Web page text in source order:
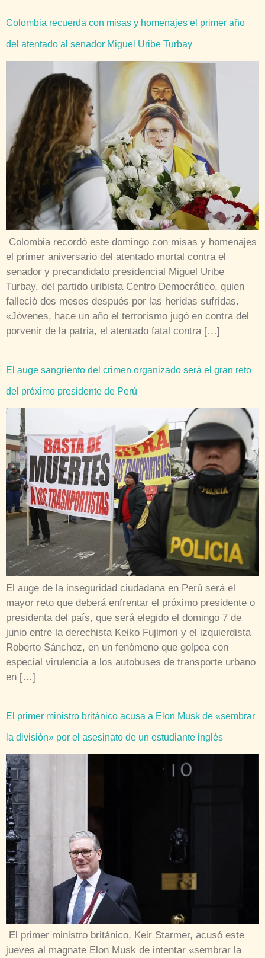
Colombia recuerda con misas y homenajes el primer año
del atentado al senador Miguel Uribe Turbay
Colombia recordó este domingo con misas y homenajes
el primer aniversario del atentado mortal contra el
senador y precandidato presidencial Miguel Uribe
Turbay, del partido uribista Centro Democrático, quien
falleció dos meses después por las heridas sufridas.
«Jóvenes, hace un año el terrorismo jugó en contra del
porvenir de la patria, el atentado fatal contra […]
El auge sangriento del crimen organizado será el gran reto
del próximo presidente de Perú
El auge de la inseguridad ciudadana en Perú será el
mayor reto que deberá enfrentar el próximo presidente o
presidenta del país, que será elegido el domingo 7 de
junio entre la derechista Keiko Fujimori y el izquierdista
Roberto Sánchez, en un fenómeno que golpea con
especial virulencia a los autobuses de transporte urbano
en […]
El primer ministro británico acusa a Elon Musk de «sembrar
la división» por el asesinato de un estudiante inglés
El primer ministro británico, Keir Starmer, acusó este
jueves al magnate Elon Musk de intentar «sembrar la